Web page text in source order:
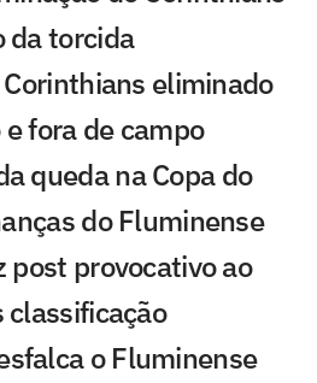
da torcida
eliminado
fora de campo
queda na Copa do
do Fluminense
provocativo ao
classificação
o Fluminense